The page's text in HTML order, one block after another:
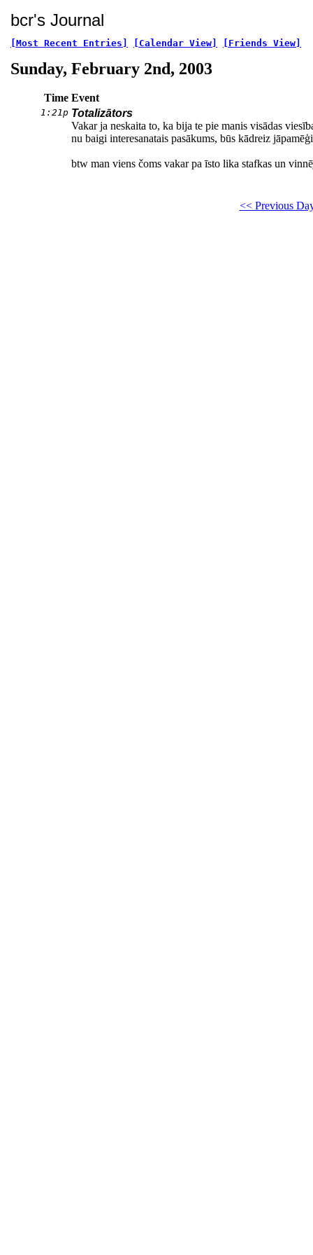
bcr's Journal
[Most Recent Entries] [Calendar View] [Friends View]
Sunday, February 2nd, 2003
Time Event
1:21p Totalizātors
Vakar ja neskaita to, ka bija te pie manis visādas
nu baigi interesanatais pasākums, būs kādreiz
btw man viens čoms vakar pa īsto lika stafkas un
<< Previous